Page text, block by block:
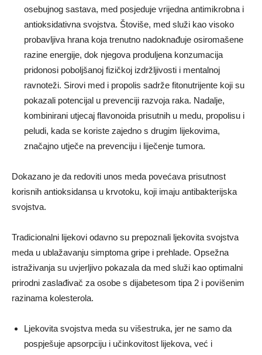
osebujnog sastava, med posjeduje vrijedna antimikrobna i
antioksidativna svojstva. Štoviše, med služi kao visoko
probavljiva hrana koja trenutno nadoknađuje osiromašene
razine energije, dok njegova produljena konzumacija
pridonosi poboljšanoj fizičkoj izdržljivosti i mentalnoj
ravnoteži. Sirovi med i propolis sadrže fitonutrijente koji su
pokazali potencijal u prevenciji razvoja raka. Nadalje,
kombinirani utjecaj flavonoida prisutnih u medu, propolisu i
peludi, kada se koriste zajedno s drugim lijekovima,
značajno utječe na prevenciju i liječenje tumora.
Dokazano je da redoviti unos meda povećava prisutnost
korisnih antioksidansa u krvotoku, koji imaju antibakterijska
svojstva.
Tradicionalni lijekovi odavno su prepoznali ljekovita svojstva
meda u ublažavanju simptoma gripe i prehlade. Opsežna
istraživanja su uvjerljivo pokazala da med služi kao optimalni
prirodni zaslađivač za osobe s dijabetesom tipa 2 i povišenim
razinama kolesterola.
Ljekovita svojstva meda su višestruka, jer ne samo da
pospješuje apsorpciju i učinkovitost lijekova, već i